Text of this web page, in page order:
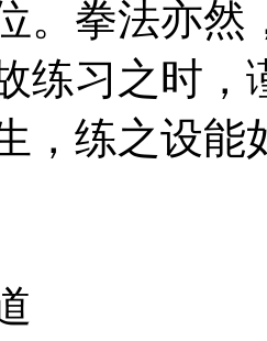
。拳法亦然
练习之时
，练之设